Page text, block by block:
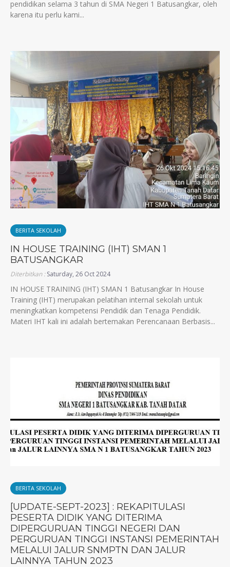
pendidikan selama 3 tahun di SMA Negeri 1 Batusangkar, oleh
karena itu perlu kami...
BERITA SEKOLAH
IN HOUSE TRAINING (IHT) SMAN 1
BATUSANGKAR
Diterbitkan :Saturday, 26 Oct 2024
IN HOUSE TRAINING (IHT) SMAN 1 Batusangkar In House
Training (IHT) merupakan pelatihan internal sekolah untuk
meningkatkan kompetensi Pendidik dan Tenaga Pendidik.
Materi IHT kali ini adalah bertemakan Perencanaan Berbasis...
BERITA SEKOLAH
[UPDATE-SEPT-2023] : REKAPITULASI
PESERTA DIDIK YANG DITERIMA
DIPERGURUAN TINGGI NEGERI DAN
PERGURUAN TINGGI INSTANSI PEMERINTAH
MELALUI JALUR SNMPTN DAN JALUR
LAINNYA TAHUN 2023